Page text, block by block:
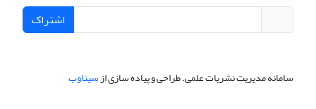
اشتراک
سامانه مدیریت نشریات علمی.طراحی و پیاده سازی ازسیناوب